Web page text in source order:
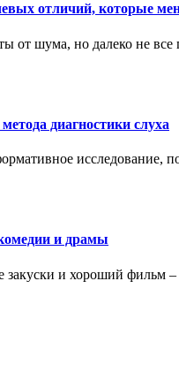
отличий, которые
от шума, но далеко не
диагностики слуха
исследование,
и драмы
и хороший фильм